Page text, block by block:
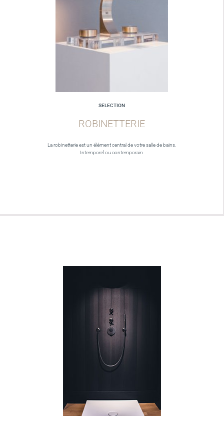
SELECTION
ROBINETTERIE
La robinetterie est un élément central de votre salle de bains.
Intemporel ou contemporain